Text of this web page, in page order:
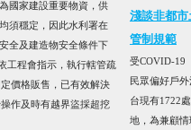
國家建設重要物資，供
須穩定，因此水利署在
全及建造物安全條件下
工程會指示，執行轄管疏
價格販售，已有效解決
作及時有越界盜採超挖
淺談非都
管制規範
受COVID-19
民眾偏好戶
台現有1722
地，為兼顧